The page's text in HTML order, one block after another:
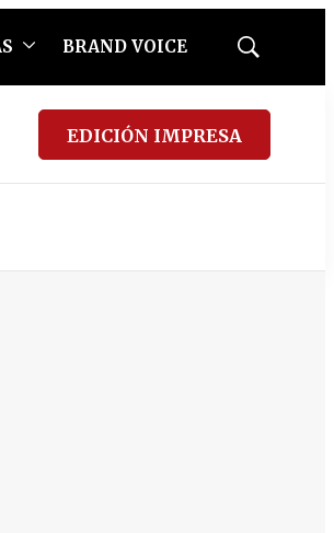
BRAND VOICE
Mostrar
EDICIÓN IMPRESA